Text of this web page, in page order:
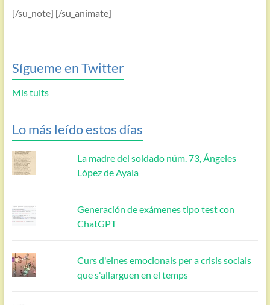
[/su_note] [/su_animate]
Sígueme en Twitter
Mis tuits
Lo más leído estos días
La madre del soldado núm. 73, Ángeles
López de Ayala
Generación de exámenes tipo test con
ChatGPT
Curs d'eines emocionals per a crisis socials
que s'allarguen en el temps